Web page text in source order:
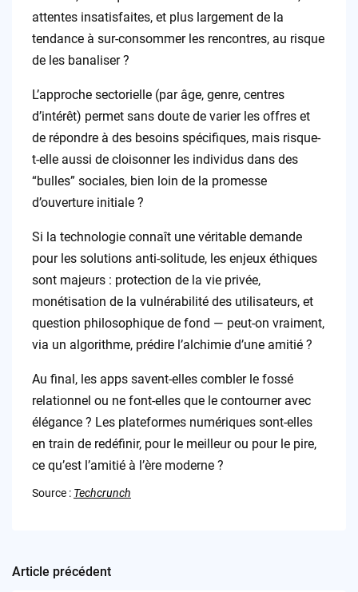
attentes insatisfaites, et plus largement de la
tendance à sur-consommer les rencontres, au risque
de les banaliser ?
L’approche sectorielle (par âge, genre, centres
d’intérêt) permet sans doute de varier les offres et
de répondre à des besoins spécifiques, mais risque-
t-elle aussi de cloisonner les individus dans des
“bulles” sociales, bien loin de la promesse
d’ouverture initiale ?
Si la technologie connaît une véritable demande
pour les solutions anti-solitude, les enjeux éthiques
sont majeurs : protection de la vie privée,
monétisation de la vulnérabilité des utilisateurs, et
question philosophique de fond — peut-on vraiment,
via un algorithme, prédire l’alchimie d’une amitié ?
Au final, les apps savent-elles combler le fossé
relationnel ou ne font-elles que le contourner avec
élégance ? Les plateformes numériques sont-elles
en train de redéfinir, pour le meilleur ou pour le pire,
ce qu’est l’amitié à l’ère moderne ?
Source : Techcrunch
Post
Article précédent